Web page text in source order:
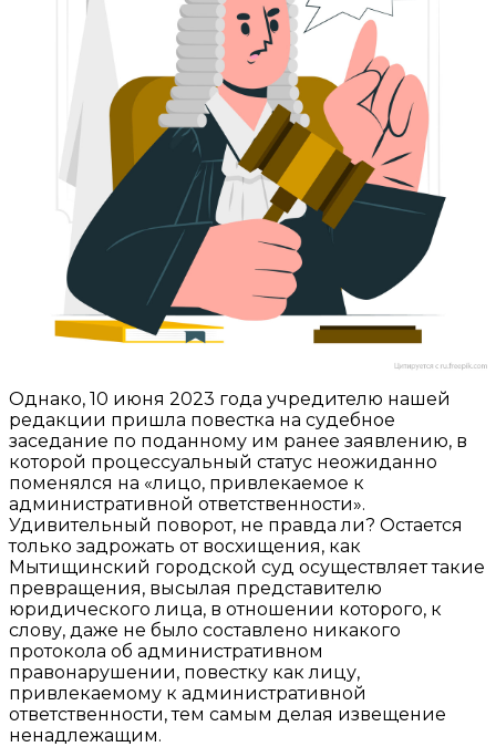
Однако, 10 июня 2023 года учредителю нашей
редакции пришла повестка на судебное
заседание по поданному им ранее заявлению, в
которой процессуальный статус неожиданно
поменялся на «лицо, привлекаемое к
административной ответственности».
Удивительный поворот, не правда ли? Остается
только задрожать от восхищения, как
Мытищинский городской суд осуществляет такие
превращения, высылая представителю
юридического лица, в отношении которого, к
слову, даже не было составлено никакого
протокола об административном
правонарушении, повестку как лицу,
привлекаемому к административной
ответственности, тем самым делая извещение
ненадлежащим.